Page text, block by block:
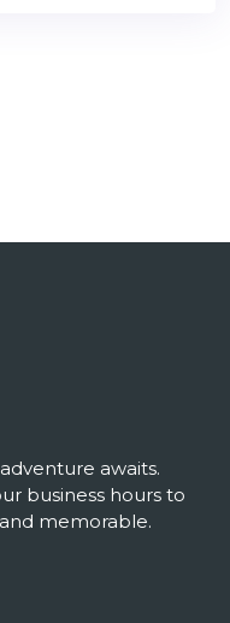
awaits.
business hours to
memorable.